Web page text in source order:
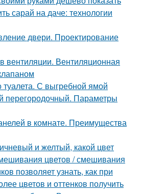
сарай на даче: технологии
двери. Проектирование
вентиляции. Вентиляционная
туалета. С выгребной ямой
перегородочный. Параметры
в комнате. Преимущества
и желтый, какой цвет
цветов / смешивания
позволяет узнать, как при
цветов и оттенков получить